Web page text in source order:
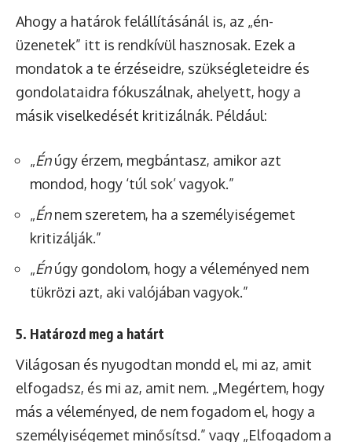
Ahogy a határok felállításánál is, az „én-
üzenetek” itt is rendkívül hasznosak. Ezek a
mondatok a te érzéseidre, szükségleteidre és
gondolataidra fókuszálnak, ahelyett, hogy a
másik viselkedését kritizálnák. Például:
„Énúgy érzem, megbántasz, amikor azt
mondod, hogy ‘túl sok’ vagyok.”
„Énnem szeretem, ha a személyiségemet
kritizálják.”
„Énúgy gondolom, hogy a véleményed nem
tükrözi azt, aki valójában vagyok.”
5. Határozd meg a határt
Világosan és nyugodtan mondd el, mi az, amit
elfogadsz, és mi az, amit nem. „Megértem, hogy
más a véleményed, de nem fogadom el, hogy a
személyiségemet minősítsd.” vagy „Elfogadom a